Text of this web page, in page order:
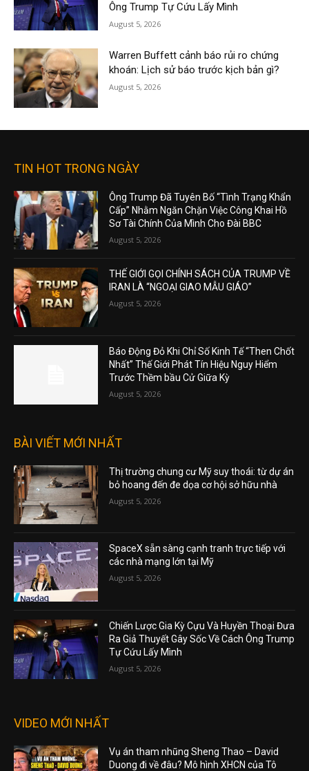
Ông Trump Tự Cứu Lấy Mình
August 5, 2026
Warren Buffett cảnh báo rủi ro chứng
khoán: Lịch sử báo trước kịch bản gì?
August 5, 2026
TIN HOT TRONG NGÀY
Ông Trump Đã Tuyên Bố “Tình Trạng Khẩn
Cấp” Nhằm Ngăn Chặn Việc Công Khai Hồ
Sơ Tài Chính Của Mình Cho Đài BBC
August 5, 2026
THẾ GIỚI GỌI CHÍNH SÁCH CỦA TRUMP VỀ
IRAN LÀ “NGOẠI GIAO MẪU GIÁO”
August 5, 2026
Báo Động Đỏ Khi Chỉ Số Kinh Tế “Then Chốt
Nhất” Thế Giới Phát Tín Hiệu Nguy Hiểm
Trước Thềm bầu Cử Giữa Kỳ
August 5, 2026
BÀI VIẾT MỚI NHẤT
Thị trường chung cư Mỹ suy thoái: từ dự án
bỏ hoang đến đe dọa cơ hội sở hữu nhà
August 5, 2026
SpaceX sẵn sàng cạnh tranh trực tiếp với
các nhà mạng lớn tại Mỹ
August 5, 2026
Chiến Lược Gia Kỳ Cựu Và Huyền Thoại Đưa
Ra Giả Thuyết Gây Sốc Về Cách Ông Trump
Tự Cứu Lấy Mình
August 5, 2026
VIDEO MỚI NHẤT
Vụ án tham nhũng Sheng Thao – David
Duong đi về đâu? Mô hình XHCN của Tô